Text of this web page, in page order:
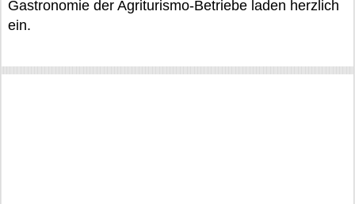
Gastronomie der Agriturismo-Betriebe laden herzlich
ein.